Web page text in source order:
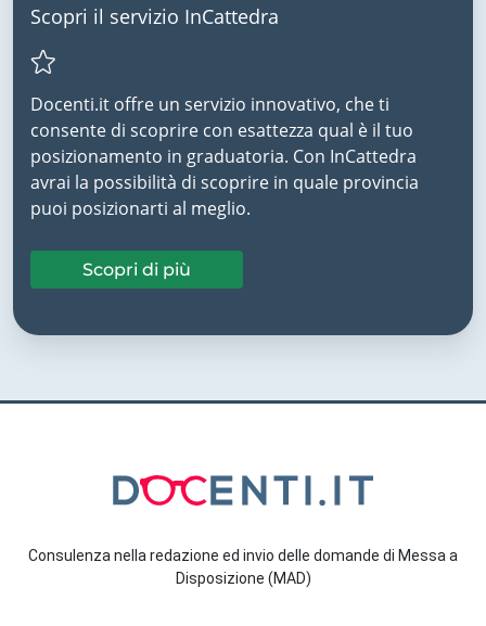
Scopri il servizio InCattedra
Docenti.it offre un servizio innovativo, che ti
consente di scoprire con esattezza qual è il tuo
posizionamento in graduatoria. Con InCattedra
avrai la possibilità di scoprire in quale provincia
puoi posizionarti al meglio.
Scopri di più
Consulenza nella redazione ed invio delle domande di Messa a
Disposizione (MAD)